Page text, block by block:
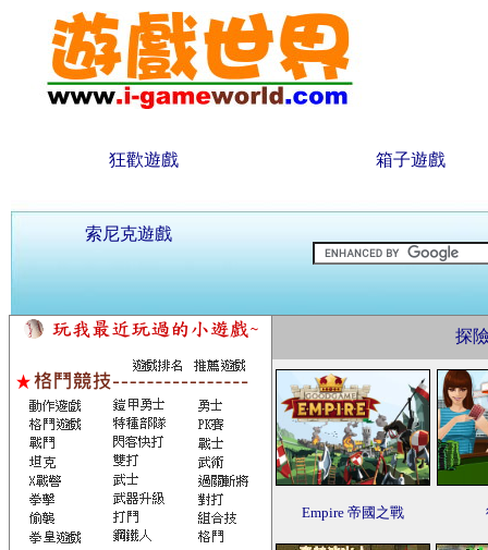
狂歡遊戲 箱子遊戲
索尼克遊戲
探
Empire 帝國之戰